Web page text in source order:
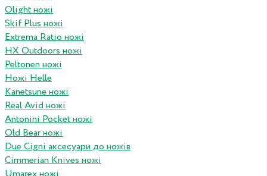
Olight ножі
Skif Plus ножі
Extrema Ratio ножі
HX Outdoors ножі
Peltonen ножі
Ножі Helle
Kanetsune ножі
Real Avid ножі
Antonini Pocket ножі
Old Bear ножі
Due Cigni аксесуари до ножів
Cimmerian Knives ножі